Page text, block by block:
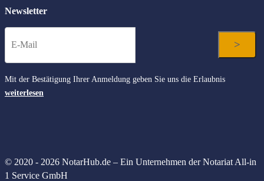
Empfohlene Artikel unserer Partner, die sich bewährt haben
Jetzt mehr erfahren
Newsletter
Mit der Bestätigung Ihrer Anmeldung geben Sie uns die Erlaubnis
weiterlesen
© 2020 - 2026 NotarHub.de – Ein Unternehmen der Notariat All-in
1 Service GmbH